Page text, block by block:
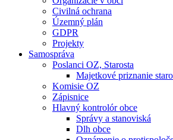
Civilná ochrana
Územný plán
GDPR
Projekty
Samospráva
Poslanci OZ, Starosta
Majetkové priznanie
Komisie OZ
Zápisnice
Hlavný kontrolór obce
Správy a stanoviská
Dlh obce